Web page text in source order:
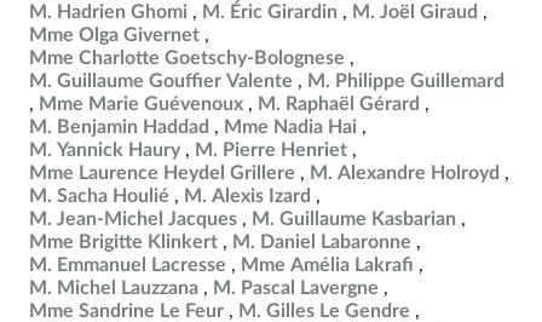
M. Hadrien Ghomi
M. Éric Girardin
M. Joël Giraud
Mme Olga Givernet
Mme Charlotte Goetschy-Bolognese
M. Guillaume Gouffier Valente
M. Philippe Guillemard
Mme Marie Guévenoux
M. Raphaël Gérard
M. Benjamin Haddad
Mme Nadia Hai
M. Yannick Haury
M. Pierre Henriet
Mme Laurence Heydel Grillere
M. Alexandre Holroyd
M. Sacha Houlié
M. Alexis Izard
M. Jean-Michel Jacques
M. Guillaume Kasbarian
Mme Brigitte Klinkert
M. Daniel Labaronne
M. Emmanuel Lacresse
Mme Amélia Lakrafi
M. Michel Lauzzana
M. Pascal Lavergne
Mme Sandrine Le Feur
M. Gilles Le Gendre